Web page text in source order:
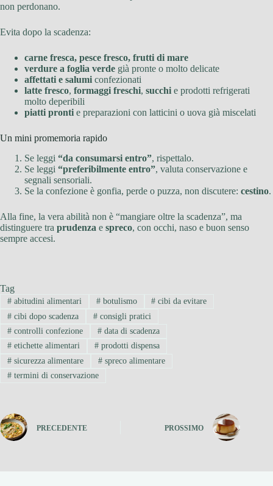
non perdonano.
Evita dopo la scadenza:
carne fresca, pesce fresco, frutti di mare
verdure a foglia verde già pronte o molto delicate
affettati e salumi confezionati
latte fresco, formaggi freschi, succhi e prodotti refrigerati
molto deperibili
piatti pronti e preparazioni con latticini o uova già miscelati
Un mini promemoria rapido
Se leggi “da consumarsi entro”, rispettalo.
Se leggi “preferibilmente entro”, valuta conservazione e
segnali sensoriali.
Se la confezione è gonfia, perde o puzza, non discutere: cestino.
Alla fine, la vera abilità non è “mangiare oltre la scadenza”, ma
distinguere tra prudenza e spreco, con occhi, naso e buon senso
sempre accesi.
Tag
#abitudini alimentari #botulismo # cibi da evitare
#cibi dopo scadenza #consigli pratici
#controlli confezione #data di scadenza
#etichette alimentari #prodotti dispensa
#sicurezza alimentare #spreco alimentare
#termini di conservazione
PRECEDENTE PROSSIMO